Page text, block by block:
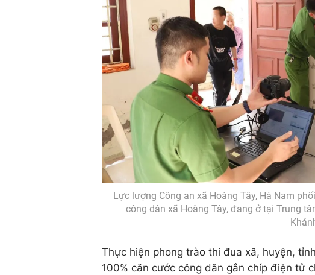
Lực lượng Công an xã Hoàng Tây, Hà Nam
công dân xã Hoàng Tây, đang ở tại Trung
Thực hiện phong trào thi đua xã, huyện,
100% căn cước công dân gắn chíp điện tử